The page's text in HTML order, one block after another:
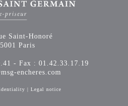
Saint-Honoré
Paris
- Fax : 01.42.33.17.19
encheres.com
| Legal notice